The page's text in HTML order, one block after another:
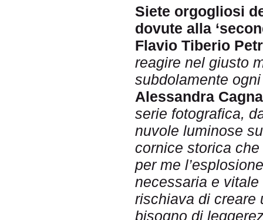
Siete orgogliosi
dovute alla
Flavio Tiberio
reagire nel giusto
subdolamente ogni
Alessandra
serie fotografica,
nuvole luminose
cornice storica
per me
necessaria e vitale
rischiava di creare
bisogno di